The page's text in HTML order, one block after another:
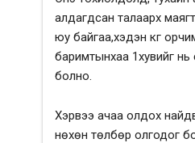
алдагдсан талаарх
юу байгаа,хэдэн кг
баримтынхаа 1хувийг нь
болно.
Хэрвээ ачаа олдох
нөхөн төлбөр олгодог